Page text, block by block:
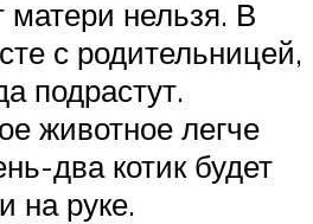
матери нельзя. В
с родительницей,
подрастут.
животное легче
два котик будет
на руке.